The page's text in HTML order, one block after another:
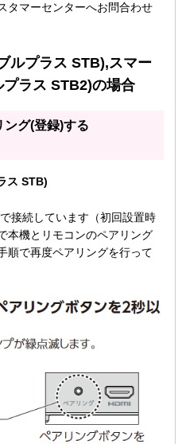
タマーセンターへお問合わせ
ルプラス STB),スマー
プラス STB2)の場合
ング(登録)する
ス STB)
接続しています（初回設置時
本機とリモコンのペアリング
順で再度ペアリングを行って